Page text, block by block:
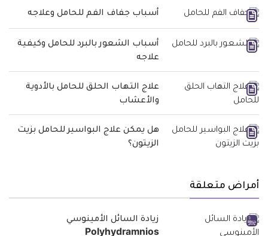
أسباب جفاف الفم للحامل وعلاجه
أسباب الشعور بالبرد للحامل وكيفية
علاجه
علاج التهاب الحلق للحامل بالأدوية
والأعشاب
هل يمكن علاج البواسير للحامل بزيت
الزيتون؟
أمراض متعلقة
زيادة السائل الأمينوسي
Polyhydramnios